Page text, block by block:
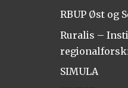
RBUP Øst og
Ruralis –
SIMULA